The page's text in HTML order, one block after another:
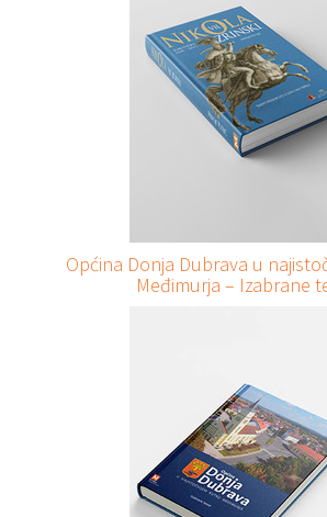
Općina Donja Dubrava u
Međimurja – Izabrane